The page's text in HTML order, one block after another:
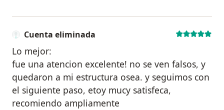
Cuenta eliminada
Lo mejor:
fue una atencion excelente! no se ven falsos, y
quedaron a mi estructura osea. y seguimos con
el siguiente paso, etoy mucy satisfeca,
recomiendo ampliamente